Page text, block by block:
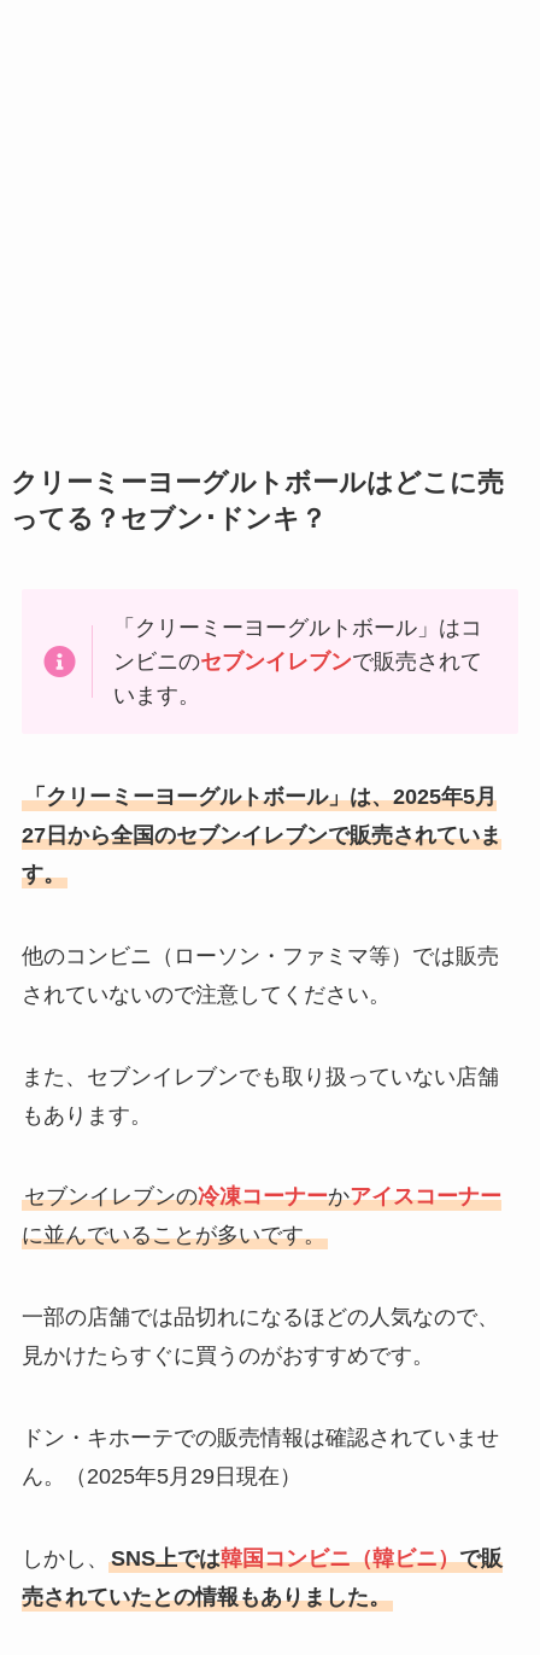
クリーミーヨーグルトボールはどこに売
ってる？セブン･ドンキ？
「クリーミーヨーグルトボール」はコ
ンビニのセブンイレブンで販売されて
います。
「クリーミーヨーグルトボール」は、2025年5月
27日から全国のセブンイレブンで販売されていま
す。
他のコンビニ（ローソン・ファミマ等）では販売
されていないので注意してください。
また、セブンイレブンでも取り扱っていない店舗
もあります。
セブンイレブンの冷凍コーナーかアイスコーナー
に並んでいることが多いです。
一部の店舗では品切れになるほどの人気なので、
見かけたらすぐに買うのがおすすめです。
ドン・キホーテでの販売情報は確認されていませ
ん。（2025年5月29日現在）
しかし、 SNS上では韓国コンビニ（韓ビニ）で販
売されていたとの情報もありました。